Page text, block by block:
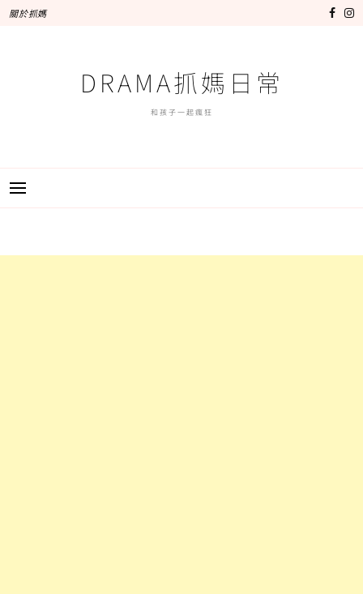
關於抓媽
DRAMA抓媽日常
和孩子一起瘋狂